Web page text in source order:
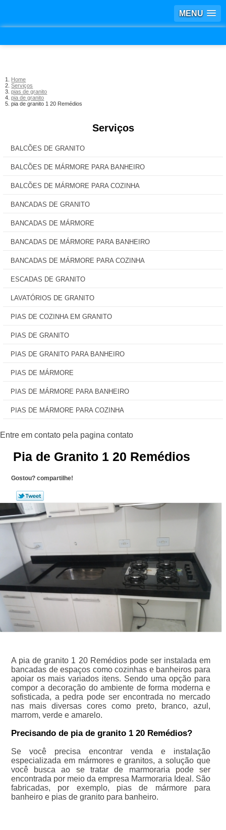
MENU
Home
Serviços
pias de granito
pia de granito
pia de granito 1 20 Remédios
Serviços
BALCÕES DE GRANITO
BALCÕES DE MÁRMORE PARA BANHEIRO
BALCÕES DE MÁRMORE PARA COZINHA
BANCADAS DE GRANITO
BANCADAS DE MÁRMORE
BANCADAS DE MÁRMORE PARA BANHEIRO
BANCADAS DE MÁRMORE PARA COZINHA
ESCADAS DE GRANITO
LAVATÓRIOS DE GRANITO
PIAS DE COZINHA EM GRANITO
PIAS DE GRANITO
PIAS DE GRANITO PARA BANHEIRO
PIAS DE MÁRMORE
PIAS DE MÁRMORE PARA BANHEIRO
PIAS DE MÁRMORE PARA COZINHA
Pia de Granito 1 20 Remédios
Gostou? compartilhe!
A pia de granito 1 20 Remédios pode ser instalada em
bancadas de espaços como cozinhas e banheiros para
apoiar os mais variados itens. Sendo uma opção para
compor a decoração do ambiente de forma moderna e
sofisticada, a pedra pode ser encontrada no mercado
nas mais diversas cores como preto, branco, azul,
marrom, verde e amarelo.
Precisando de pia de granito 1 20 Remédios?
Se você precisa encontrar venda e instalação
especializada em mármores e granitos, a solução que
você busca ao se tratar de marmoraria pode ser
encontrada por meio da empresa Marmoraria Ideal. São
fabricadas, por exemplo, pias de mármore para
banheiro e pias de granito para banheiro.